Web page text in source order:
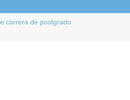
carrera de postgrado